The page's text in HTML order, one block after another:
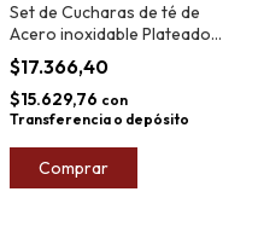
Set de Cucharas de té de
Acero inoxidable Plateado
Tramontina Cosmos x12
$17.366,40
$15.629,76 con
Transferencia o depósito
Comprar